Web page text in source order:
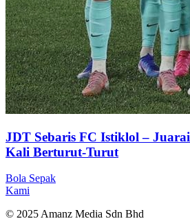
JDT Sebaris FC Istiklol –
Kali Berturut-Turut
Bola Sepak
Kami
© 2025 Amanz Media Sdn Bhd